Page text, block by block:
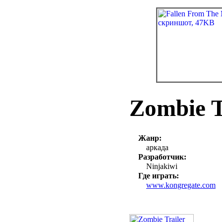
Zombie
Жанр:
аркада
Разработчик:
Ninjakiwi
Где играть:
www.kongregate.com